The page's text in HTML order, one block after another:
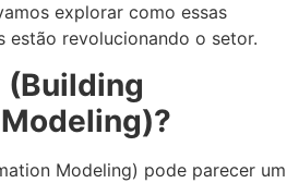
explorar como essas
estão revolucionando o setor.
(Building
Modeling) pode parecer um